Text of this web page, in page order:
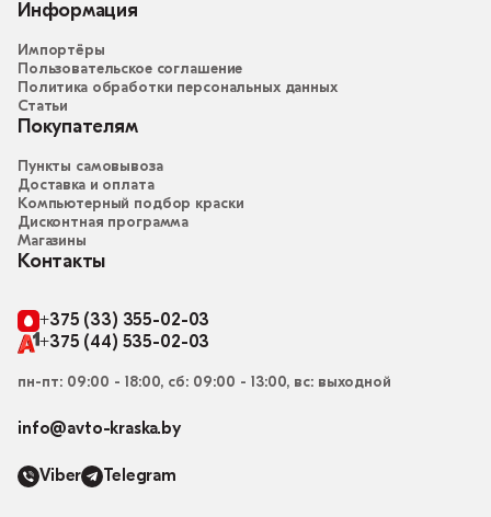
Информация
Импортёры
Пользовательское соглашение
Политика обработки персональных данных
Статьи
Покупателям
Пункты самовывоза
Доставка и оплата
Компьютерный подбор краски
Дисконтная программа
Магазины
Контакты
+375 (33) 355-02-03
+375 (44) 535-02-03
пн-пт: 09:00 - 18:00, сб: 09:00 - 13:00, вс: выходной
info@avto-kraska.by
Viber Telegram